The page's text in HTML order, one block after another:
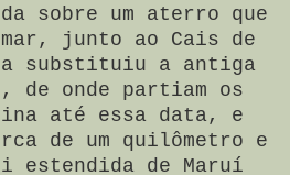
sobre um aterro que
junto ao Cais de
substituiu a antiga
de onde partiam os
até essa data, e
de um quilômetro e
estendida de Maruí